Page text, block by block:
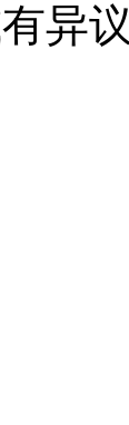
异议